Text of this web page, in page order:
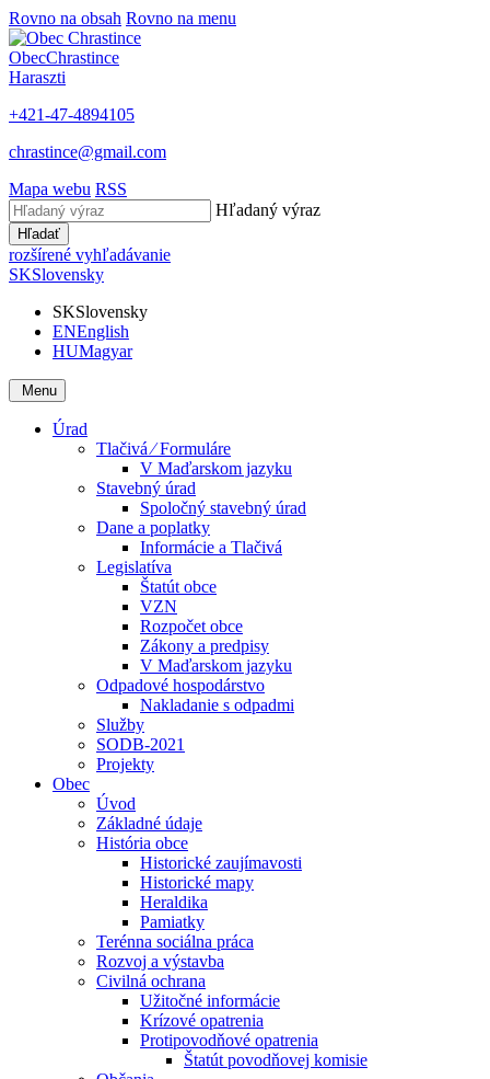
Rovno na obsah Rovno na menu
ObecChrastince
Haraszti
+421-47-4894105
chrastince@gmail.com
Mapa webu RSS
Hľadaný výraz
Hľadať
rozšírené vyhľadávanie
SKSlovensky
SKSlovensky
ENEnglish
HUMagyar
Menu
Úrad
Tlačivá ⁄ Formuláre
V Maďarskom jazyku
Stavebný úrad
Spoločný stavebný úrad
Dane a poplatky
Informácie a Tlačivá
Legislatíva
Štatút obce
VZN
Rozpočet obce
Zákony a predpisy
V Maďarskom jazyku
Odpadové hospodárstvo
Nakladanie s odpadmi
Služby
SODB-2021
Projekty
Obec
Úvod
Základné údaje
História obce
Historické zaujímavosti
Historické mapy
Heraldika
Pamiatky
Terénna sociálna práca
Rozvoj a výstavba
Civilná ochrana
Užitočné informácie
Krízové opatrenia
Protipovodňové opatrenia
Štatút povodňovej komisie